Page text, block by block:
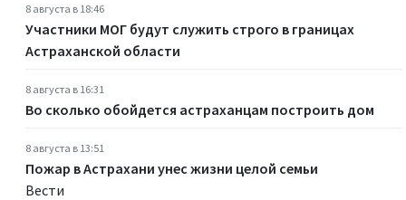
8 августа в 18:46
Участники МОГ будут служить строго в границах
Астраханской области
8 августа в 16:31
Во сколько обойдется астраханцам построить дом
8 августа в 13:51
Пожар в Астрахани унес жизни целой семьи
Вести